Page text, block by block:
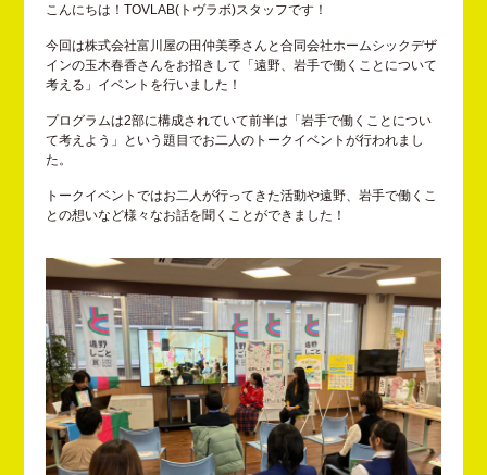
こんにちは！TOVLAB(トヴラボ)スタッフです！
今回は株式会社富川屋の田仲美季さんと合同会社ホームシックデザ
インの玉木春香さんをお招きして「遠野、岩手で働くことについて
考える」イベントを行いました！
プログラムは2部に構成されていて前半は「岩手で働くことについ
て考えよう」という題目でお二人のトークイベントが行われまし
た。
トークイベントではお二人が行ってきた活動や遠野、岩手で働くこ
との想いなど様々なお話を聞くことができました！